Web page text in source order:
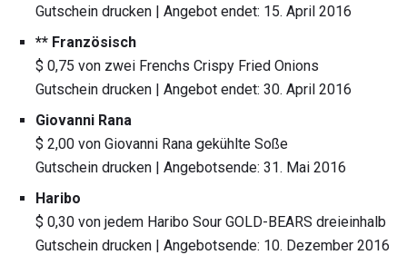
Gutschein drucken | Angebot endet: 15. April 2016
** Französisch
$ 0,75 von zwei Frenchs Crispy Fried Onions
Gutschein drucken | Angebot endet: 30. April 2016
Giovanni Rana
$ 2,00 von Giovanni Rana gekühlte Soße
Gutschein drucken | Angebotsende: 31. Mai 2016
Haribo
$ 0,30 von jedem Haribo Sour GOLD-BEARS dreieinhalb
Gutschein drucken | Angebotsende: 10. Dezember 2016